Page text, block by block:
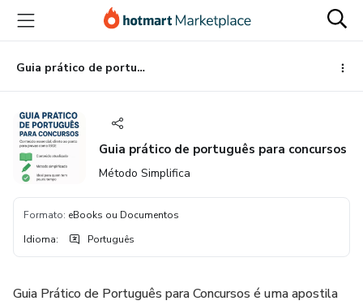
para
conteúdo
principal
para
pagamento
para
rodapé
Guia prático de português para concursos
Guia prático de português para concursos
Método Simplifica
Formato: eBooks ou Documentos
Idioma: Português
Guia Prático de Português para Concursos é uma apostila